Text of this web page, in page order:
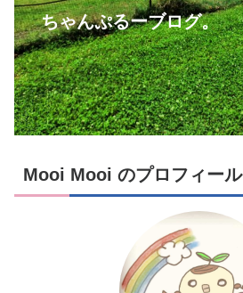
ちゃんぷるーブログ。
Mooi Mooi のプロフィール